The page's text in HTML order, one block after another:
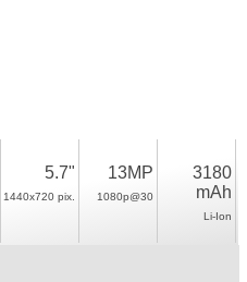
5.7"
1440x720 pix.
13MP
1080p@30
3180
mAh
Li-Ion